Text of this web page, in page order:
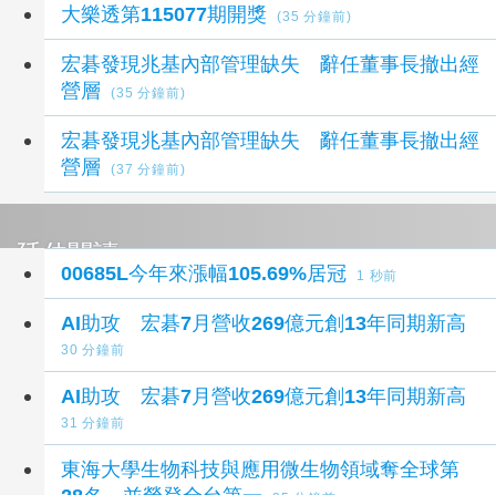
大樂透第115077期開獎 (35 分鐘前)
宏碁發現兆基內部管理缺失 辭任董事長撤出經
營層
(35 分鐘前)
宏碁發現兆基內部管理缺失 辭任董事長撤出經
營層
(37 分鐘前)
延伸閱讀
00685L今年來漲幅105.69%居冠 1 秒前
AI助攻 宏碁7月營收269億元創13年同期新高
30 分鐘前
AI助攻 宏碁7月營收269億元創13年同期新高
31 分鐘前
東海大學生物科技與應用微生物領域奪全球第